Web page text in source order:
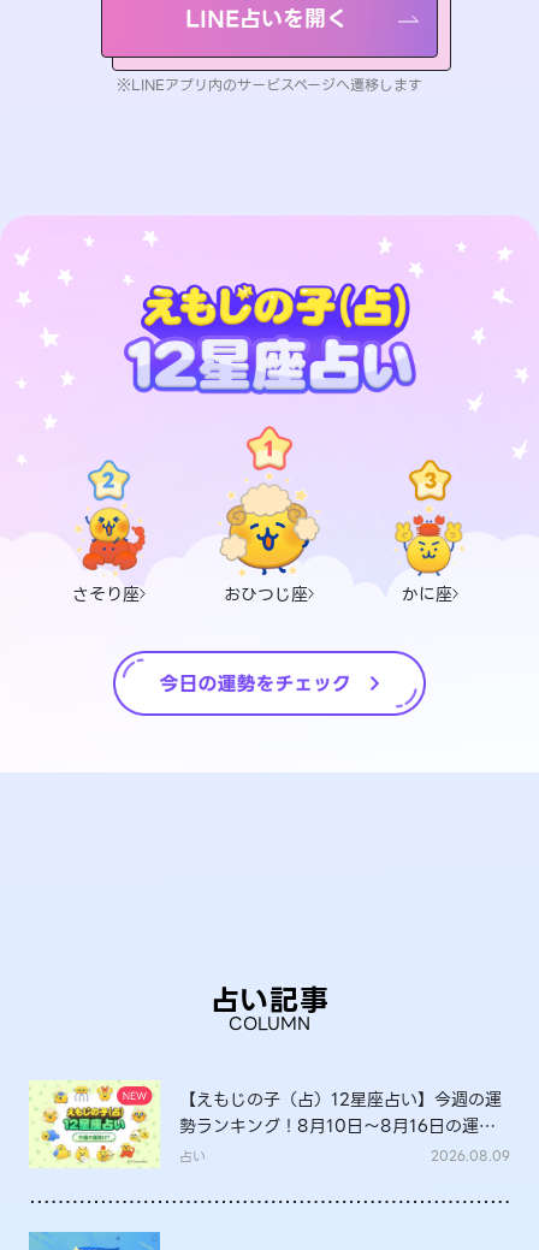
LINE占いを開く
※LINEアプリ内のサービスページへ遷移します
さそり座 おひつじ座 かに座
占い記事
COLUMN
【えもじの子（占）12星座占い】今週の運
勢ランキング！8月10日～8月16日の運勢
は？
占い 2026.08.09